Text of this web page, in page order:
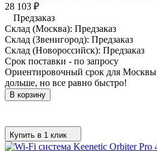
28 103 ₽
Предзаказ
Склад (Москва): Предзаказ
Склад (Звенигород): Предзаказ
Склад (Новороссийск): Предзаказ
Срок поставки - по запросу
Ориентировочный срок для
дольше, но все равно быстро!
В корзину
Купить в 1 клик